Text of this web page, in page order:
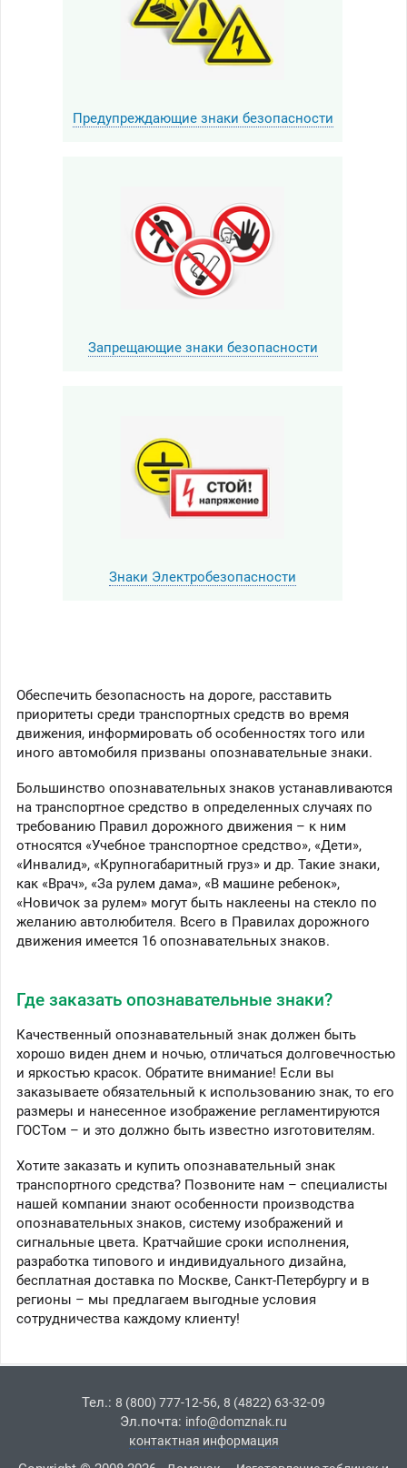
Предупреждающие знаки безопасности
Запрещающие знаки безопасности
Знаки Электробезопасности
Обеспечить безопасность на дороге, расставить
приоритеты среди транспортных средств во время
движения, информировать об особенностях того или
иного автомобиля призваны опознавательные знаки.
Большинство опознавательных знаков устанавливаются
на транспортное средство в определенных случаях по
требованию Правил дорожного движения – к ним
относятся «Учебное транспортное средство», «Дети»,
«Инвалид», «Крупногабаритный груз» и др. Такие знаки,
как «Врач», «За рулем дама», «В машине ребенок»,
«Новичок за рулем» могут быть наклеены на стекло по
желанию автолюбителя. Всего в Правилах дорожного
движения имеется 16 опознавательных знаков.
Где заказать опознавательные знаки?
Качественный опознавательный знак должен быть
хорошо виден днем и ночью, отличаться долговечностью
и яркостью красок. Обратите внимание! Если вы
заказываете обязательный к использованию знак, то его
размеры и нанесенное изображение регламентируются
ГОСТом – и это должно быть известно изготовителям.
Хотите заказать и купить опознавательный знак
транспортного средства? Позвоните нам – специалисты
нашей компании знают особенности производства
опознавательных знаков, систему изображений и
сигнальные цвета. Кратчайшие сроки исполнения,
разработка типового и индивидуального дизайна,
бесплатная доставка по Москве, Санкт-Петербургу и в
регионы – мы предлагаем выгодные условия
сотрудничества каждому клиенту!
Тел.: 8 (800) 777-12-56, 8 (4822) 63-32-09
Эл.почта: info@domznak.ru
контактная информация